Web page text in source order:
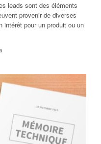
leads sont des éléments
provenir de diverses
intérêt pour un produit ou un